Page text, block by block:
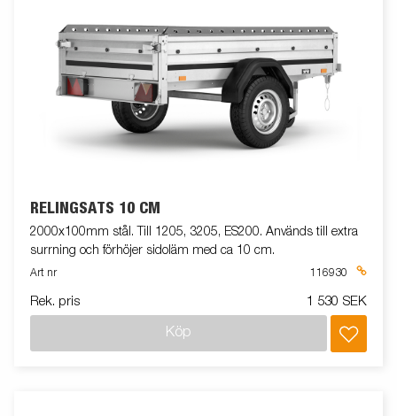
RELINGSATS 10 CM
2000x100mm stål. Till 1205, 3205, ES200. Används till extra
surrning och förhöjer sidoläm med ca 10 cm.
Art nr 116930
Rek. pris 1 530 SEK
Köp